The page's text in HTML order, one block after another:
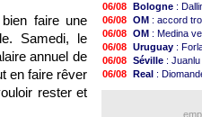
faire une
Samedi, le
annuel de
en faire rêver
rester et
06/08 Bologne :
06/08 OM : accord
06/08 OM : Medina
06/08 Uruguay :
06/08 Séville :
06/08 Real :
Aston Villa: